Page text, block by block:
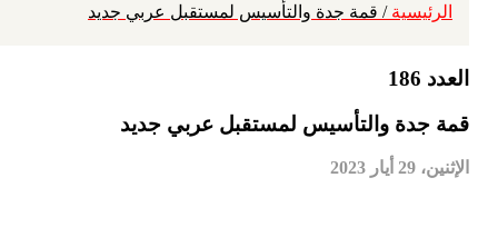
الرئيسية / قمة جدة والتأسيس لمستقبل عربي جديد
العدد 186
قمة جدة والتأسيس لمستقبل عربي جديد
الإثنين، 29 أيار 2023